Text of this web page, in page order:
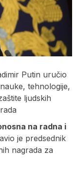
Putin uručio
tehnologije,
ljudskih
na radna i
je predsednik
nagrada za